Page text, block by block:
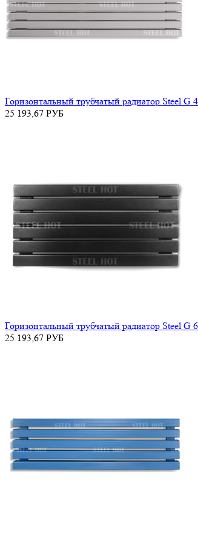
Горизонтальный трубчатый радиатор Steel G
25 193,67 РУБ
Горизонтальный трубчатый радиатор Steel G
25 193,67 РУБ